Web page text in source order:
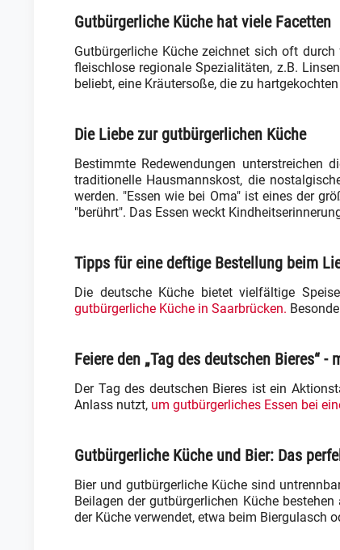
Gutbürgerliche Küche hat viele Facetten
Gutbürgerliche Küche zeichnet sich oft
fleischlose regionale Spezialitäten, z.B.
beliebt, eine Kräutersoße, die zu
Die Liebe zur gutbürgerlichen Küche
Bestimmte Redewendungen unterstreichen
traditionelle Hausmannskost, die
werden. "Essen wie bei Oma" ist eines der
"berührt". Das Essen weckt
Tipps für eine deftige Bestellung beim
Die deutsche Küche bietet vielfältige
gutbürgerliche Küche in Saarbrücken.
Feiere den „Tag des deutschen Bieres“
Der Tag des deutschen Bieres ist ein
Anlass nutzt, um gutbürgerliches Essen bei
Gutbürgerliche Küche und Bier: Das
Bier und gutbürgerliche Küche sind
Beilagen der gutbürgerlichen Küche
der Küche verwendet, etwa beim Biergulasch